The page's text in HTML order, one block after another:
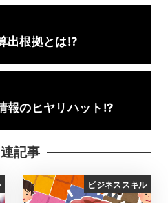
出根拠とは!?
報のヒヤリハット!?
記事
ビジネススキル